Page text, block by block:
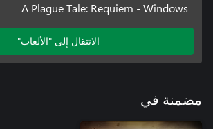
A Plague Tale: Requiem - Windows
الانتقال إلى "الألعاب"
مضمنة في